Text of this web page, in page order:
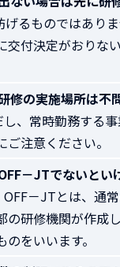
げるものではあり
交付決定がおりな
修の実施場所は不
し、常時勤務する
注意ください。
－JTでないとい
OFF－JTとは、通
の研修機関が作成
をいいます。